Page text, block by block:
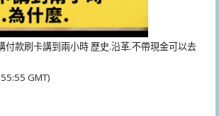
付款刷卡講到兩小時 歷史.沿革.不帶現金可以去
GMT)